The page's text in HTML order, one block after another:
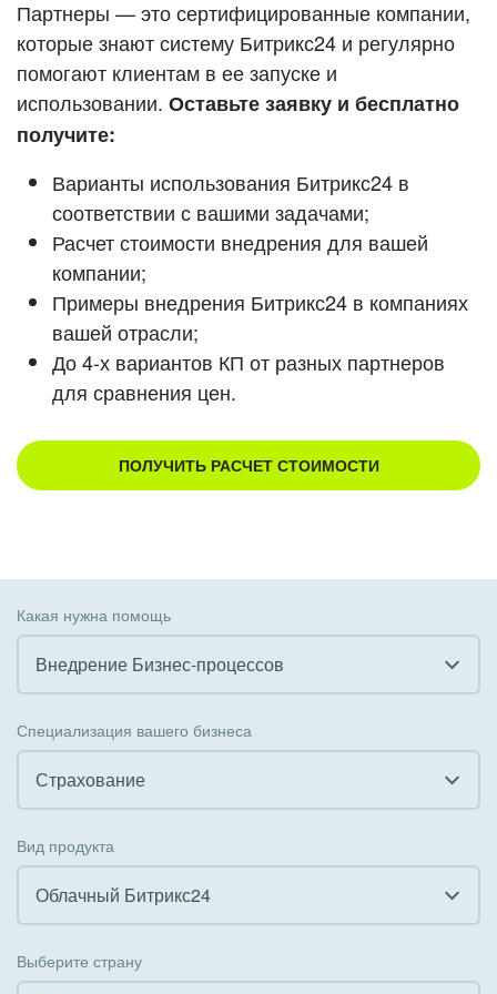
ВХОД
ВХОД
Смотреть видеокейсы
Партнеры — это сертифицированные компании,
которые знают систему Битрикс24 и регулярно
помогают клиентам в ее запуске и
использовании. Оставьте заявку и бесплатно
получите:
Варианты использования Битрикс24 в
соответствии с вашими задачами;
Расчет стоимости внедрения для вашей
компании;
Примеры внедрения Битрикс24 в компаниях
вашей отрасли;
До 4-х вариантов КП от разных партнеров
для сравнения цен.
ПОЛУЧИТЬ РАСЧЕТ СТОИМОСТИ
Какая нужна помощь
Внедрение Бизнес-процессов
Внедрение КЭДО
Интеграция с 1С
Организация задач и проектов
Внедрение Бизнес-процессов
Специализация вашего бизнеса
Страхование
Государственные организации
Коммунальные услуги, ЖКХ
Вид продукта
Облачный Битрикс24
Выберите страну